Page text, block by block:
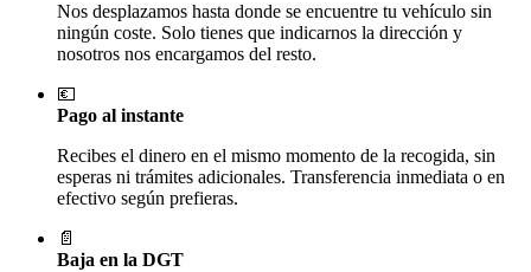
Nos desplazamos hasta donde se encuentre tu vehículo sin
ningún coste. Solo tienes que indicarnos la dirección y
nosotros nos encargamos del resto.
💶
Pago al instante
Recibes el dinero en el mismo momento de la recogida, sin
esperas ni trámites adicionales. Transferencia inmediata o en
efectivo según prefieras.
📄
Baja en la DGT